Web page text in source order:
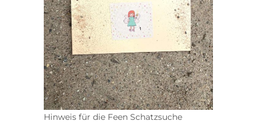
Hinweis für die Feen Schatzsuche